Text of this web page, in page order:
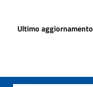
Ultimo aggiornamento